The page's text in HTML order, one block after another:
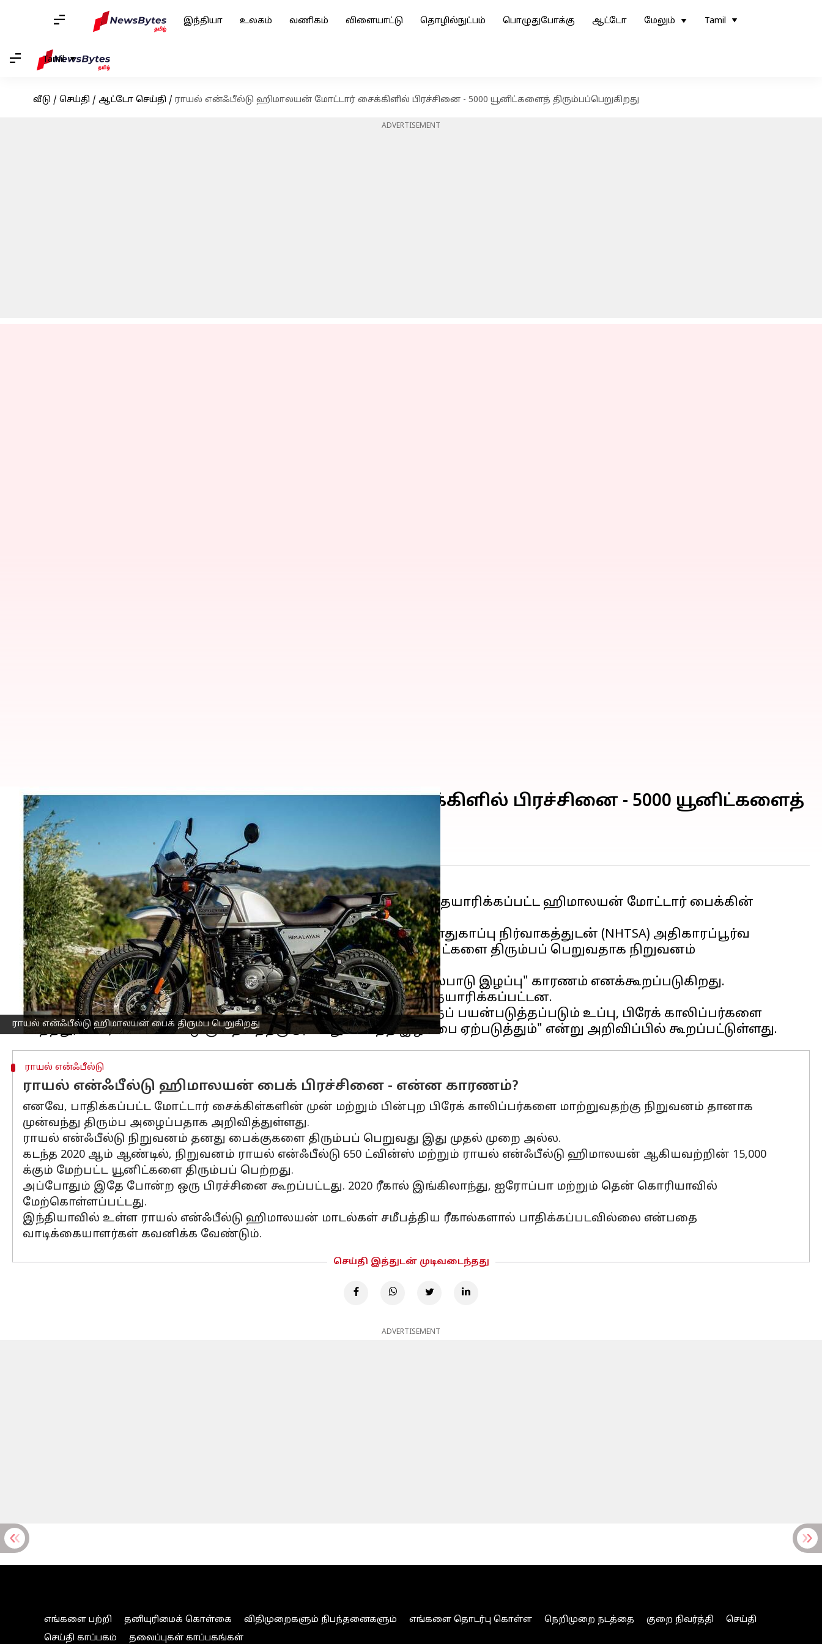
இந்தியா உலகம் வணிகம் விளையாட்டு தொழில்நுட்பம் பொழுதுபோக்கு ஆட்டோ மேலும் Tamil
Tamil
வீடு / செய்தி / ஆட்டோ செய்தி / ராயல் என்ஃபீல்டு ஹிமாலயன் மோட்டார் சைக்கிளில் பிரச்சினை - 5000 யூனிட்களைத் திரும்பப்பெறுகிறது
ADVERTISEMENT
ராயல் என்ஃபீல்டு ஹிமாலயன் பைக் திரும்ப பெறுகிறது
ராயல் என்ஃபீல்டு ஹிமாலயன் மோட்டார் சைக்கிளில் பிரச்சினை - 5000 யூனிட்களைத்
திரும்பப்பெறுகிறது
எழுதியவர் Siranjeevi 05:17 pm
செய்தி முன்னோட்டம்
ராயல் என்ஃபீல்டுநிறுவனம் 2017 முதல் 2021 வரை அமெரிக்காவில் தயாரிக்கப்பட்ட ஹிமாலயன் மோட்டார் பைக்கின்
யூனிட்களை திரும்பப் பெற்றுள்ளது.
இந்தநிலையில், அமெரிக்க தேசிய நெடுஞ்சாலை போக்குவரத்து பாதுகாப்பு நிர்வாகத்துடன் (NHTSA) அதிகாரப்பூர்வ
தகவல்தொடர்பு ஒன்றில், ராயல் என்ஃபீல்டு ஹிமாலயன் 4,891 யூனிட்களை திரும்பப் பெறுவதாக நிறுவனம்
தெரிவித்துள்ளது.
இப்பிரச்சினைக்கு காரணம், "காலிபர் அரிப்பிலிருந்து பிரேக் செயல்பாடு இழப்பு" காரணம் எனக்கூறப்படுகிறது.
பாதிக்கப்பட்ட மாடல்கள் மார்ச் 1, 2017 முதல் பிப்ரவரி 28, 2021 வரை தயாரிக்கப்பட்டன.
மேலும், இவை, நாட்டில் குளிர்காலத்தில் சாலைகளைச் சுத்தப்படுத்தப் பயன்படுத்தப்படும் உப்பு, பிரேக் காலிப்பர்களை
ராயல் என்ஃபீல்டு
ராயல் என்ஃபீல்டு ஹிமாலயன் பைக் பிரச்சினை - என்ன காரணம்?
எனவே, பாதிக்கப்பட்ட மோட்டார் சைக்கிள்களின் முன் மற்றும் பின்புற பிரேக் காலிப்பர்களை மாற்றுவதற்கு நிறுவனம் தானாக
முன்வந்து திரும்ப அழைப்பதாக அறிவித்துள்ளது.
ராயல் என்ஃபீல்டு நிறுவனம் தனது பைக்குகளை திரும்பப் பெறுவது இது முதல் முறை அல்ல.
கடந்த 2020 ஆம் ஆண்டில், நிறுவனம் ராயல் என்ஃபீல்டு 650 ட்வின்ஸ் மற்றும் ராயல் என்ஃபீல்டு ஹிமாலயன் ஆகியவற்றின் 15,000
க்கும் மேற்பட்ட யூனிட்களை திரும்பப் பெற்றது.
அப்போதும் இதே போன்ற ஒரு பிரச்சினை கூறப்பட்டது. 2020 ரீகால் இங்கிலாந்து, ஐரோப்பா மற்றும் தென் கொரியாவில்
மேற்கொள்ளப்பட்டது.
இந்தியாவில் உள்ள ராயல் என்ஃபீல்டு ஹிமாலயன் மாடல்கள் சமீபத்திய ரீகால்களால் பாதிக்கப்படவில்லை என்பதை
வாடிக்கையாளர்கள் கவனிக்க வேண்டும்.
செய்தி இத்துடன் முடிவடைந்தது
ADVERTISEMENT
எங்களை பற்றி தனியுரிமைக் கொள்கை விதிமுறைகளும் நிபந்தனைகளும் எங்களை தொடர்பு கொள்ள நெறிமுறை நடத்தை குறை நிவர்த்தி
செய்தி
செய்தி காப்பகம்
தலைப்புகள் காப்பகங்கள்